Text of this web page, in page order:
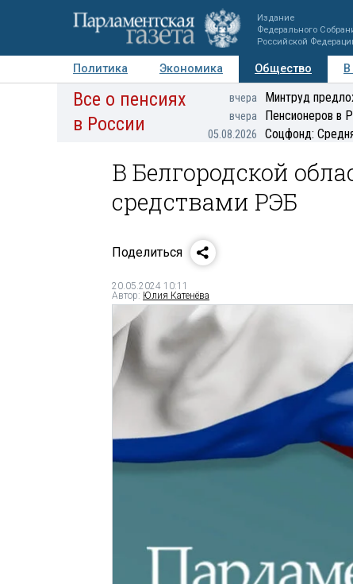
Издание
Федерального
Российской
Политика Экономика Общество
Авторы Персоны Мнения Регионы
Все о пенсиях
в России
вчера Минтруд
вчера Пенсионеров в
05.08.2026 Соцфонд:
В Белгородской
средствами РЭБ
Поделиться
20.05.2024 10:11
Автор: Юлия Катенёва